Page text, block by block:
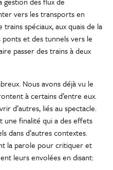
vers les transports en
spéciaux, aux quais de la
et des tunnels vers le
passer des trains à deux
Nous avons déjà vu le
à certains d’entre eux.
d’autres, liés au spectacle.
une finalité qui a des effets
dans d’autres contextes.
la parole pour critiquer et
leurs envolées en disant: